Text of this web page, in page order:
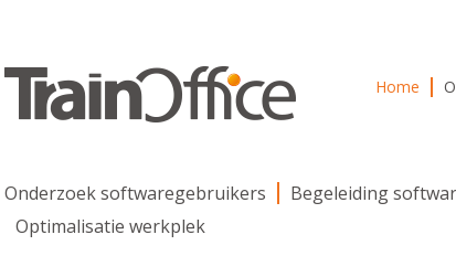
Home
Onderzoek softwaregebruikers Begeleiding
Optimalisatie werkplek